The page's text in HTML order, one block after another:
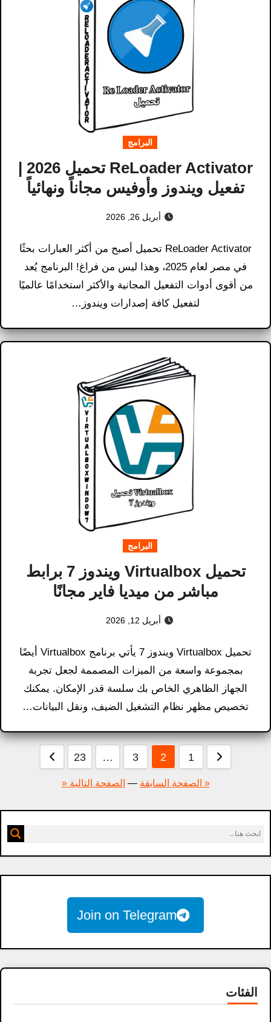
البرامج
ReLoader Activator تحميل 2026 |
تفعيل ويندوز وأوفيس مجاناً ونهائياً
أبريل 26, 2026
ReLoader Activator تحميل أصبح من أكثر العبارات بحثًا
في مصر لعام 2025، وهذا ليس من فراغ! البرنامج يُعد
من أقوى أدوات التفعيل المجانية والأكثر استخدامًا عالميًا
لتفعيل كافة إصدارات ويندوز…
البرامج
تحميل Virtualbox ويندوز 7 برابط
مباشر من ميديا فاير مجانًا
أبريل 12, 2026
تحميل Virtualbox ويندوز 7 يأتي برنامج Virtualbox أيضًا
بمجموعة واسعة من الميزات المصممة لجعل تجربة
الجهاز الظاهري الخاص بك سلسة قدر الإمكان. يمكنك
تخصيص مظهر نظام التشغيل الضيف، ونقل البيانات…
صفحات
المقالات
1
2
3
…
23
« الصفحة السابقة — الصفحة التالية «
Join on Telegram
الفئات